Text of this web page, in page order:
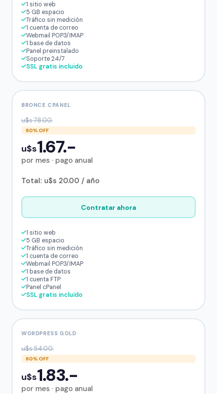
1 sitio web
5 GB espacio
Tráfico sin medición
1 cuenta de correo
Webmail POP3/IMAP
1 base de datos
Panel preinstalado
Soporte 24/7
SSL gratis incluido
BRONCE CPANEL
u$s 78.00.
60% OFF
u$s1.67.-
por mes · pago anual
Total: u$s 20.00 / año
Contratar ahora
1 sitio web
5 GB espacio
Tráfico sin medición
1 cuenta de correo
Webmail POP3/IMAP
1 base de datos
1 cuenta FTP
Panel cPanel
SSL gratis incluido
WORDPRESS GOLD
u$s 54.00.
60% OFF
u$s1.83.-
por mes · pago anual